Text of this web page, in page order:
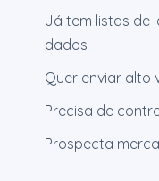
Já tem listas de
dados
Quer enviar alto
Precisa de
Prospecta